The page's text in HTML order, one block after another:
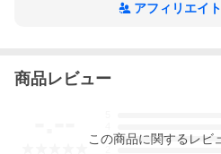
コンディションランクアフィリエイ
商品レビュー
3
この商品に関するレビ